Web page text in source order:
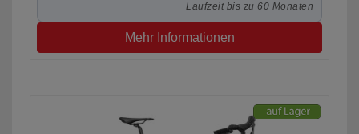
Laufzeit bis zu 60 Monaten
Mehr Informationen